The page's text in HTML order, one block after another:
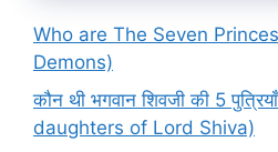
Who are The Seven
Demons)
कौन थी भगवान शिवजी की 5
daughters of Lord Shiva)